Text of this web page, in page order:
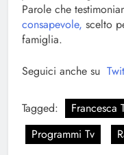
Parole che
consapevole, scelto
famiglia.
Seguici anche su
Tagged: Francesca
Programmi Tv